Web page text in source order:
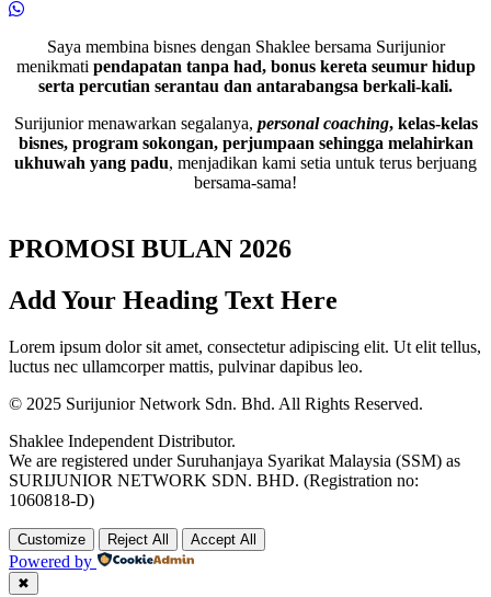
Saya membina bisnes dengan Shaklee bersama Surijunior
menikmati pendapatan tanpa had, bonus kereta seumur hidup
serta percutian serantau dan antarabangsa berkali-kali.
Surijunior menawarkan segalanya, personal coaching, kelas-kelas
bisnes, program sokongan, perjumpaan sehingga melahirkan
ukhuwah yang padu, menjadikan kami setia untuk terus berjuang
bersama-sama!
PROMOSI BULAN 2026
Add Your Heading Text Here
Lorem ipsum dolor sit amet, consectetur adipiscing elit. Ut elit tellus,
luctus nec ullamcorper mattis, pulvinar dapibus leo.
© 2025 Surijunior Network Sdn. Bhd. All Rights Reserved.
Shaklee Independent Distributor.
We are registered under Suruhanjaya Syarikat Malaysia (SSM) as
SURIJUNIOR NETWORK SDN. BHD. (Registration no:
1060818-D)
Customize Reject All Accept All
Powered by
✖